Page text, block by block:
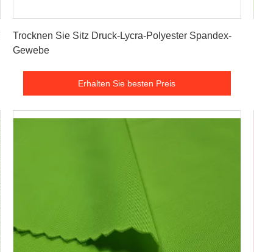
Trocknen Sie Sitz Druck-Lycra-Polyester Spandex-
Gewebe
Erhalten Sie besten Preis